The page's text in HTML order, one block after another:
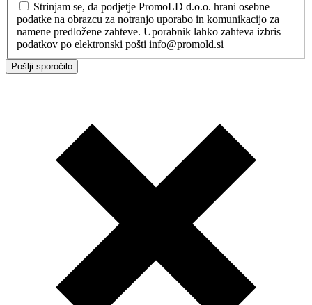
Strinjam se, da podjetje PromoLD d.o.o. hrani osebne
podatke na obrazcu za notranjo uporabo in komunikacijo za
namene predložene zahteve. Uporabnik lahko zahteva izbris
podatkov po elektronski pošti info@promold.si
Pošlji sporočilo